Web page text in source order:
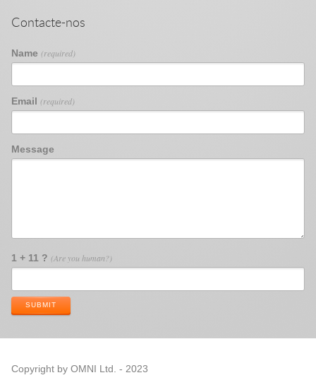
Contacte-nos
Name (required)
Email (required)
Message
1 + 11 ? (Are you human?)
SUBMIT
Copyright by OMNI Ltd. - 2023